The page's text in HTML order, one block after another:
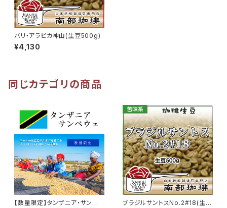
バリ・アラビカ神山(生豆500g)
¥4,130
同じカテゴリの商品
【数量限定】タンザニア・サンベ
ブラジルサントスNo.2#18(生豆